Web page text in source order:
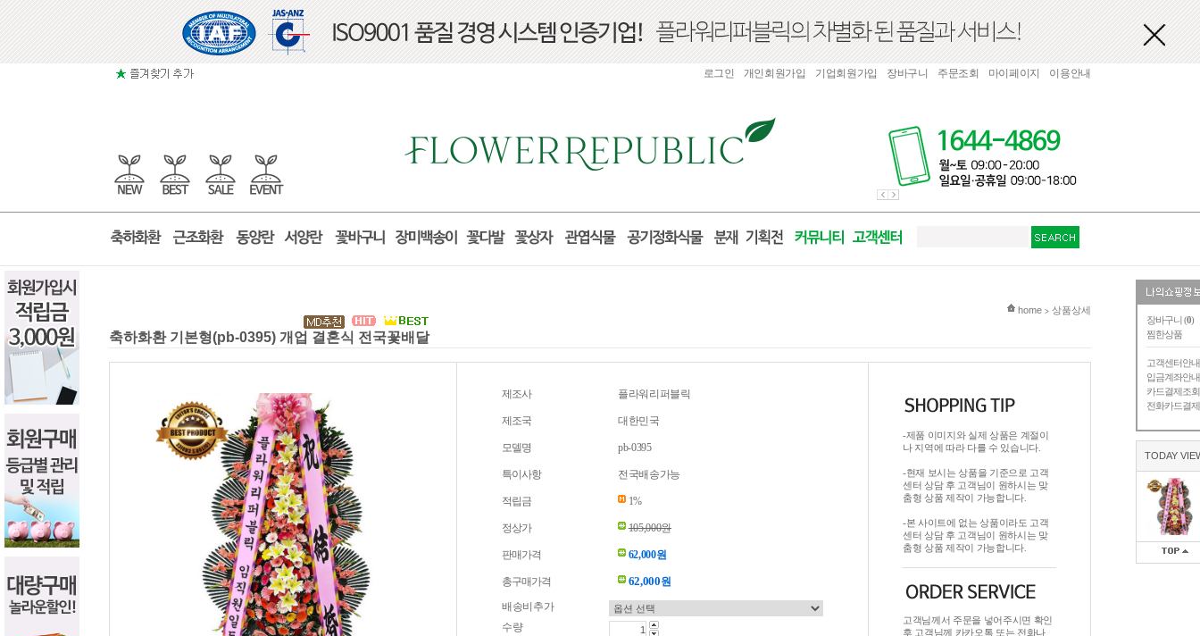
장바구니 (0)
찜한상품
고객센터안내
입금계좌안내
카드결제조회
전화카드결제
TODAY
로그인 개인회원가입 기업회원가입 장바구니 주문조회 마이페이지 이용안내
현재 위치
home > 상품상세
축하화환 기본형(pb-0395) 개업 결혼식 전국꽃배달
제조사 플라워리퍼블릭
제조국 대한민국
모델명 pb-0395
특이사항 전국배송가능
적립금 1%
정상가 105,000원
판매가격 62,000원
총구매가격 62,000원
배송비추가
수량
-제품 이미지와 실제 상품은 계절이
나 지역에 따라 다를 수 있습니다.
-현재 보시는 상품을 기준으로 고객
센터 상담 후 고객님이 원하시는 맞
춤형 상품 제작이 가능합니다.
-본 사이트에 없는 상품이라도 고객
센터 상담 후 고객님이 원하시는 맞
춤형 상품 제작이 가능합니다.
고객님께서 주문을 넣어주시면 확인
후 고객님께 카카오톡 또는 전화나